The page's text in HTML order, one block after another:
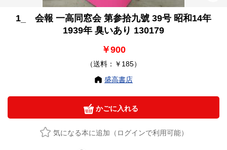
1_ 会報 一高同窓会 第参拾九號 39号 昭和14年
1939年 臭いあり 130179
￥900
（送料：￥185）
盛高書店
かごに入れる
気になる本に追加（ログインで利用可能）